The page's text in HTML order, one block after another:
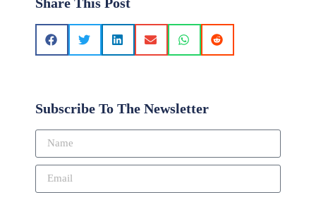
Subscribe To The Newsletter